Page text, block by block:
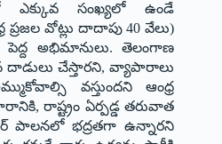
ఎక్కువ సంఖ్యలో ఉండే
ప్రజల వోట్లు దాదాపు 40 వేలు)
పెద్ద అభిమానులు. తెలంగాణ
దాడులు చేస్తారని, వ్యాపారాలు
వస్తుందని ఆంధ్ర
రాష్ట్రం ఏర్పడ్డ తరువాత
పాలనలో భద్రతగా ఉన్నారని